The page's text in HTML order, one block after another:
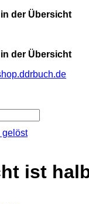
der Übersicht
der Übersicht
ist